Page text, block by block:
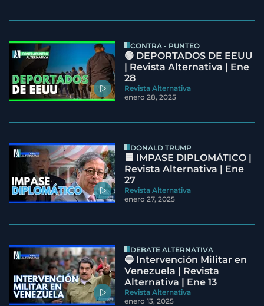
CONTRA - PUNTEO
🟢 DEPORTADOS DE EEUU
| Revista Alternativa | Ene
28
Revista Alternativa
enero 28, 2025
DONALD TRUMP
🟦 IMPASE DIPLOMÁTICO |
Revista Alternativa | Ene
27
Revista Alternativa
enero 27, 2025
DEBATE ALTERNATIVA
🔵 Intervención Militar en
Venezuela | Revista
Alternativa | Ene 13
Revista Alternativa
enero 13, 2025